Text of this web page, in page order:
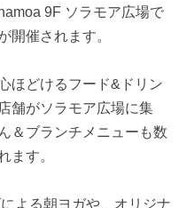
9F ソラモア広場で
開催されます。
ほどけるフード&ドリン
舗がソラモア広場に集
＆ブランチメニューも数
ます。
よる朝ヨガや、オリジナ